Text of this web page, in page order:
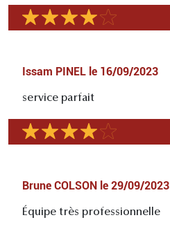
Issam PINEL le 16/09/2023
service parfait
Brune COLSON le 29/09/2023
Équipe très professionnelle